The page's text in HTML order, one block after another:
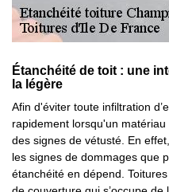
Étanchéité de toit : une
la légère
Afin d'éviter toute infiltration
rapidement lorsqu'un
des signes de vétusté. En
les signes de dommages que
étanchéité en dépend.